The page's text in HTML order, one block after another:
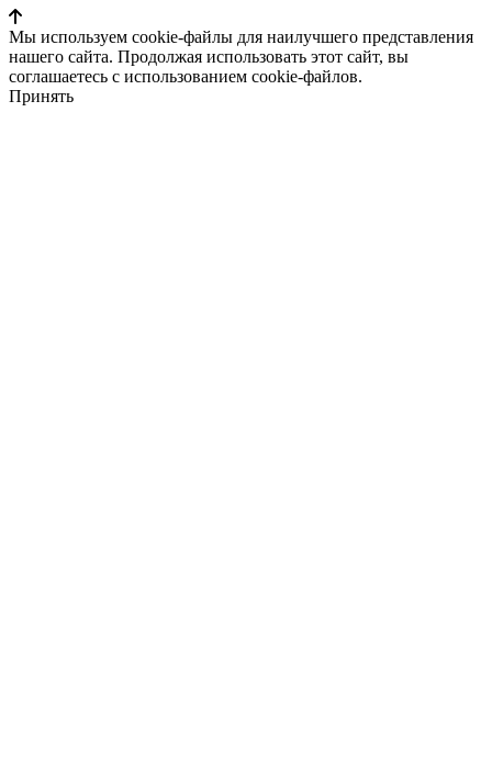
Мы используем cookie-файлы для наилучшего представления
нашего сайта. Продолжая использовать этот сайт, вы
соглашаетесь с использованием cookie-файлов.
Принять